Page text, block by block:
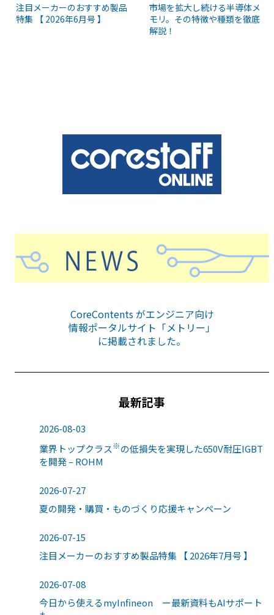
注目メーカーのおすすめ製品
特集 【 2026年6月号 】
市場を拡大し続ける半導体メ
モリ。その特徴や種類を徹底
解説！
CoreContents がエンジニア向け
情報ポータルサイト「メトリー」
に掲載されました。
最新記事
2026-08-03
業界トップクラス※の低損失を実現した650V耐圧IGBT
を開発 – ROHM
2026-07-27
夏の開発・購買・ものづくり応援キャンペーン
2026-07-15
注目メーカーのおすすめ製品特集 【 2026年7月号 】
2026-07-08
今日から使えるmyInfineon ー最新資料もAIサポート